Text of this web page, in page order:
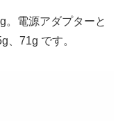
。電源アダプターと
、71g です。